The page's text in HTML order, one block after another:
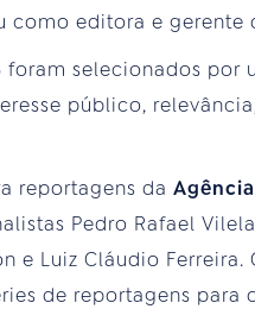
como editora e gerente
foram selecionados
público,
reportagens da
Pedro Rafael
e Luiz Cláudio
de reportagens para